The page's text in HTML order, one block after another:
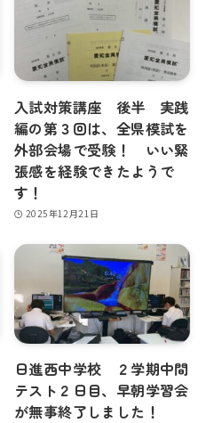
入試対策講座 後半 実践
編の第３回は、全県模試を
外部会場で受験！ いい緊
張感を経験できたようで
す！
2025年12月21日
日進西中学校 ２学期中間
テスト２日目、早朝学習会
が無事終了しました！